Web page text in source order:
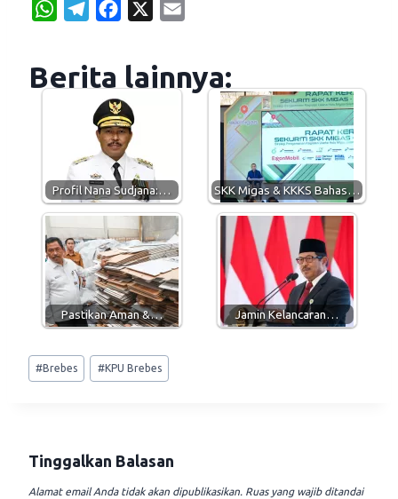
W
t
p
e
g
a
m
e
b
o
o
k
Berita lainnya:
Profil Nana Sudjana:… SKK Migas & KKKS Bahas…
Pastikan Aman &… Jamin Kelancaran…
Post
Tags:
#Brebes #KPU Brebes
Tinggalkan Balasan
Alamat email Anda tidak akan dipublikasikan. Ruas yang wajib ditandai